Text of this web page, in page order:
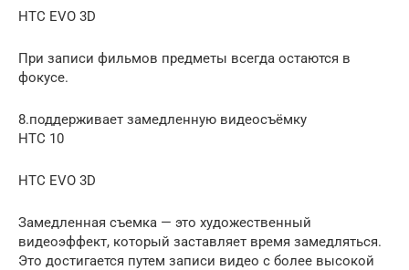
HTC EVO 3D
При записи фильмов предметы всегда остаются в
фокусе.
8.поддерживает замедленную видеосъёмку
HTC 10
HTC EVO 3D
Замедленная съемка — это художественный
видеоэффект, который заставляет время замедляться.
Это достигается путем записи видео с более высокой